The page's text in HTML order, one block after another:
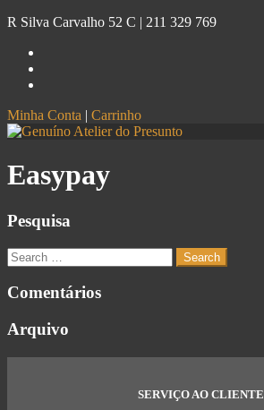
R Silva Carvalho 52 C | 211 329 769
Minha Conta | Carrinho
Easypay
Pesquisa
Comentários
Arquivo
SERVIÇO AO CLIENTE